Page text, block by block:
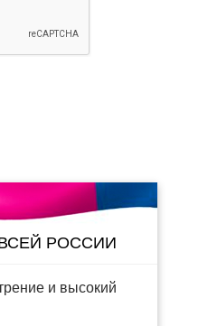
РОССИИ
и высокий